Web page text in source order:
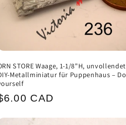
STORE Waage, 1-1/8"H,
Metallminiatur für Puppenhaus –
CAD